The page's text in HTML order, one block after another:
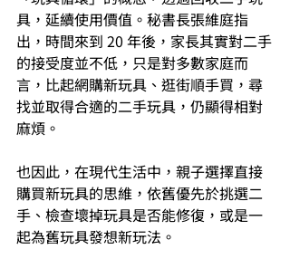
具，延續使用價值。秘書長張維庭指
出，時間來到 20 年後，家長其實對二手
的接受度並不低，只是對多數家庭而
言，比起網購新玩具、逛街順手買，尋
找並取得合適的二手玩具，仍顯得相對
麻煩。
也因此，在現代生活中，親子選擇直接
購買新玩具的思維，依舊優先於挑選二
手、檢查壞掉玩具是否能修復，或是一
起為舊玩具發想新玩法。